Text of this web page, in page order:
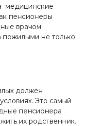
медицинские
пенсионеры
врачом.
пожилыми не только
должен
Это самый
пенсионера
их родственник.